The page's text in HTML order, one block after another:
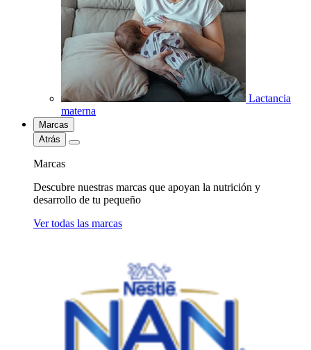
Lactancia
materna
Marcas
Atrás
Marcas
Descubre nuestras marcas que apoyan la nutrición y
desarrollo de tu pequeño
Ver todas las marcas